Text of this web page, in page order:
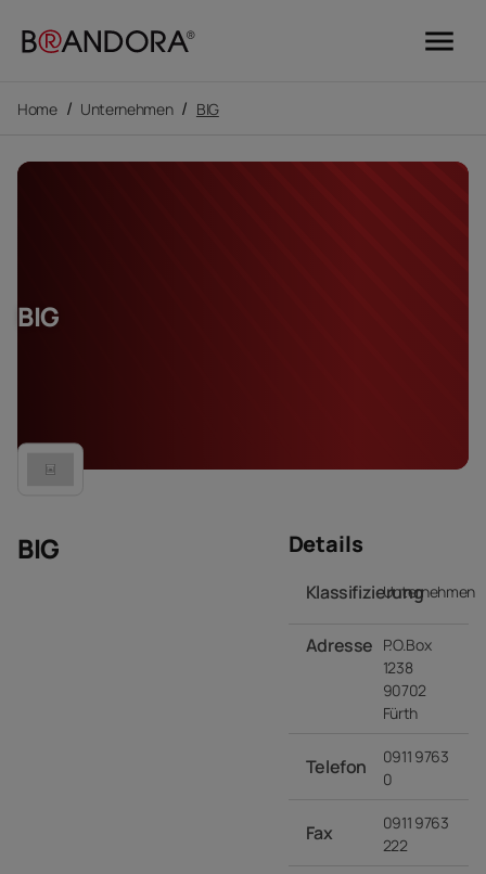
menu
Home / Unternehmen / BIG
BIG
BIG Details
KlassifizierungUnternehmen
Adresse P.O.Box
1238
90702
Fürth
Telefon
0911 9763
0
Fax
0911 9763
222